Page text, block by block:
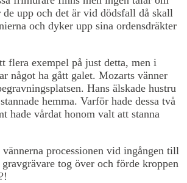
upp och det är vid dödsfall då skall
och dyker upp sina ordensdräkter
flera exempel på just detta, men i
något ha gått galet. Mozarts vänner
Hans älskade hustru
hemma. Varför hade dessa två
hade vårdat honom valt att stanna
processionen vid ingången till
tog över och förde kroppen